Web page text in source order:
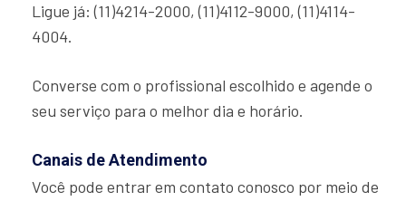
Ligue já: (11)4214-2000, (11)4112-9000, (11)4114-
4004.
Converse com o profissional escolhido e agende o
seu serviço para o melhor dia e horário.
Canais de Atendimento
Você pode entrar em contato conosco por meio de